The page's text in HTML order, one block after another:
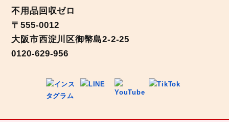
不用品回収ゼロ
〒555-0012
大阪市西淀川区御幣島2-2-25
0120-629-956